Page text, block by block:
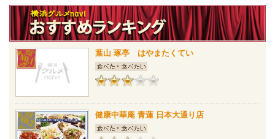
葉山 琢亭 はやまたくてい
健康中華庵 青蓮 日本大通り店